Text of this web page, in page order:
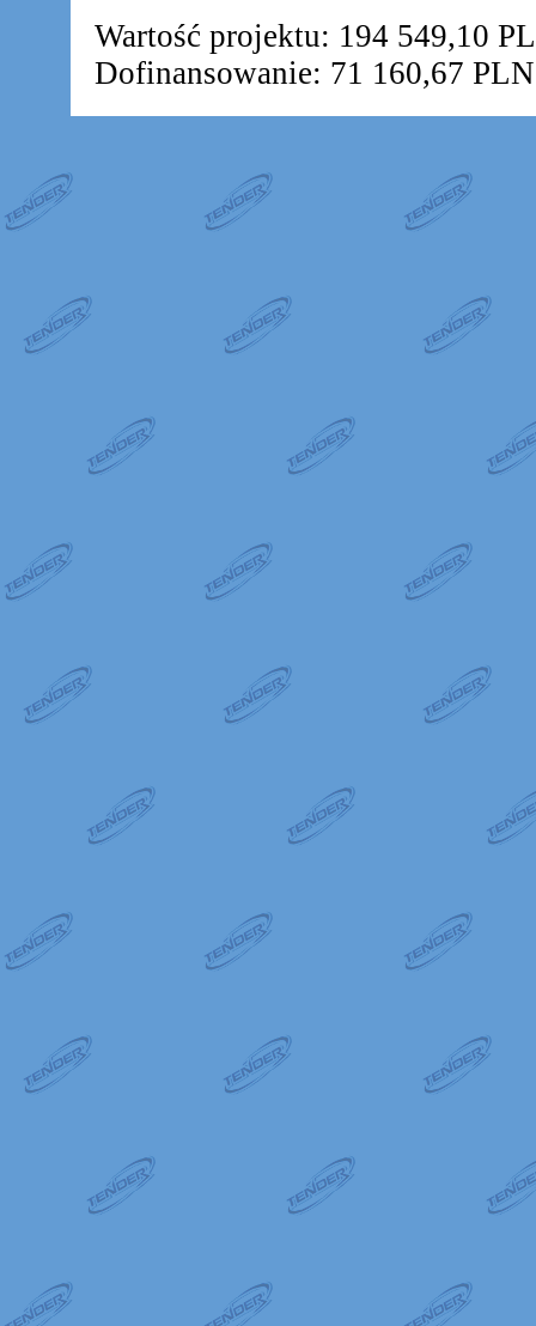
Wartość projektu: 194 549,10
Dofinansowanie: 71 160,67 PLN